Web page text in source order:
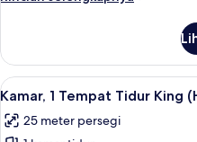
Twin
Kamar,
Tempat
Twin
Lihat
semua
foto
4
Kamar, 1 Tempat Tidur King
25 meter persegi